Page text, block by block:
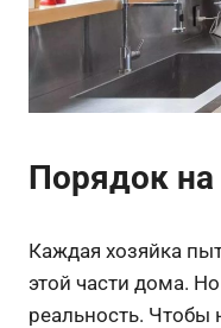
Порядок на
Каждая хозяйка
этой части дома.
реальность. Чтобы